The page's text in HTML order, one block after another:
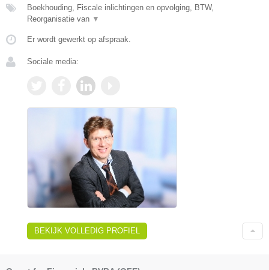
Boekhouding, Fiscale inlichtingen en opvolging, BTW,
Reorganisatie van ▼
Er wordt gewerkt op afspraak.
Sociale media:
BEKIJK VOLLEDIG PROFIEL